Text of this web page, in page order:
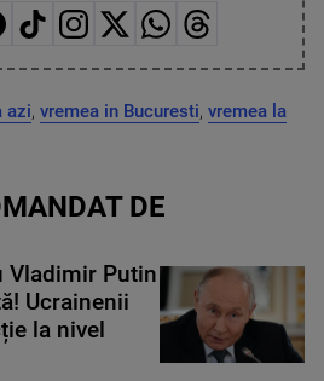
azi, vremea in Bucuresti, vremea la
DE
Vladimir Putin
Ucrainenii
la nivel